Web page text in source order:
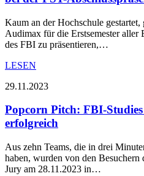
Kaum an der Hochschule
Audimax für die Erstsemester aller
des FBI zu präsentieren,…
LESEN
29.11.2023
Popcorn Pitch: FBI-
erfolgreich
Aus zehn Teams, die in drei
haben, wurden von den
Jury am 28.11.2023 in…